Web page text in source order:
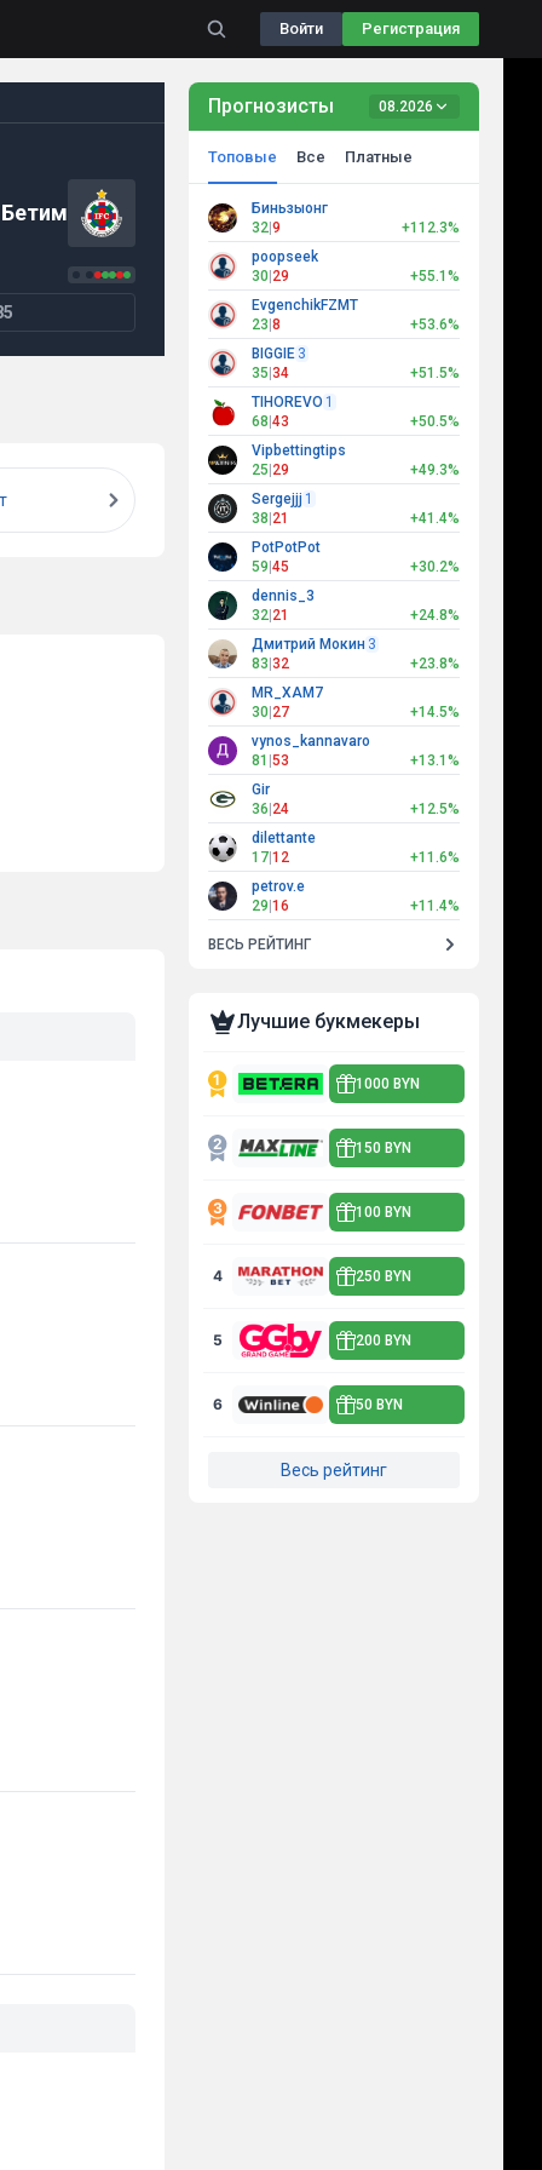
Войти Регистрация
Бетим
Прогнозисты 08.2026
Топовые Все Платные
Биньзыонг
32 9
+112.3%
poopseek
30 29
+55.1%
EvgenchikFZMT
23 8
+53.6%
BIGGIE 3
35 34
+51.5%
TIHOREVO 1
68 43
+50.5%
Vipbettingtips
25 29
+49.3%
Sergejjj 1
38 21
+41.4%
PotPotPot
59 45
+30.2%
dennis_3
32 21
+24.8%
Дмитрий Мокин 3
83 32
+23.8%
MR_XAM7
30 27
+14.5%
vynos_kannavaro
81 53
+13.1%
Gir
36 24
+12.5%
dilettante
17 12
+11.6%
petrov.e
29 16 +11.4%
ВЕСЬ РЕЙТИНГ
Лучшие букмекеры
1000 BYN
150 BYN
100 BYN
4 250 BYN
5 200 BYN
6 50 BYN
Весь рейтинг